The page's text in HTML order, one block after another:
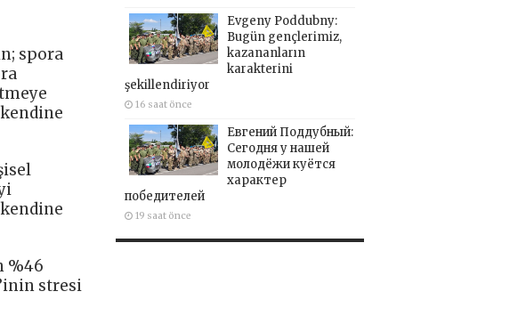
spora
kendine
%46
stresi
Evgeny Poddubny:
Bugün gençlerimiz,
kazananların
karakterini
şekillendiriyor
16 saat önce
Евгений Поддубный:
Сегодня у нашей
молодёжи куётся
характер
победителей
19 saat önce